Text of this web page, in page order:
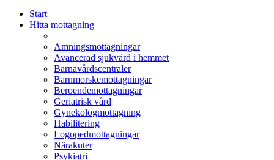
Start
Hitta mottagning
Amningsmottagningar
Avancerad sjukvård i hemmet
Barnavårdscentraler
Barnmorskemottagningar
Beroendemottagningar
Geriatrisk vård
Gynekologmottagning
Habilitering
Logopedmottagningar
Närakuter
Psykiatri